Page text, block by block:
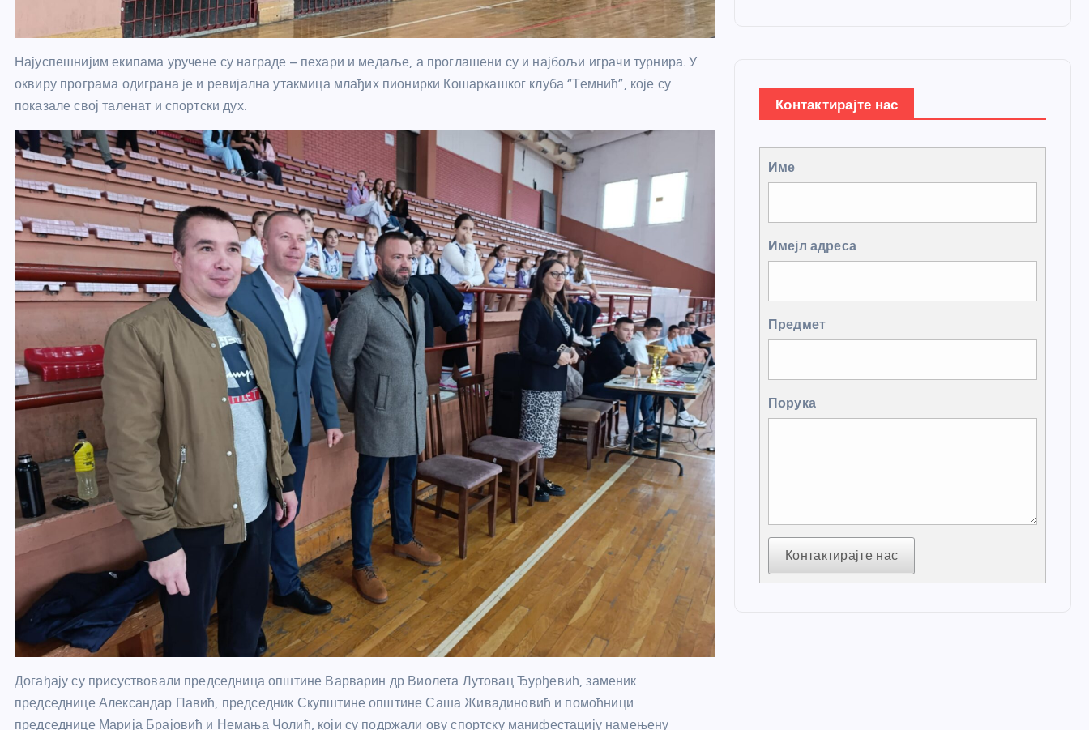
Најуспешнијим екипама уручене су награде – пехари и медаље, а проглашени су и најбољи играчи турнира. У
оквиру програма одиграна је и ревијална утакмица млађих пионирки Кошаркашког клуба “Темнић”, које су
показале свој таленат и спортски дух.
Догађају су присуствовали председница општине Варварин др Виолета Лутовац Ђурђевић, заменик
председнице Александар Павић, председник Скупштине општине Саша Живадиновић и помоћници
председнице Марија Брајовић и Немања Чолић, који су подржали ову спортску манифестацију намењену
Контактирајте нас
Име
Имејл адреса
Предмет
Порука
Контактирајте нас